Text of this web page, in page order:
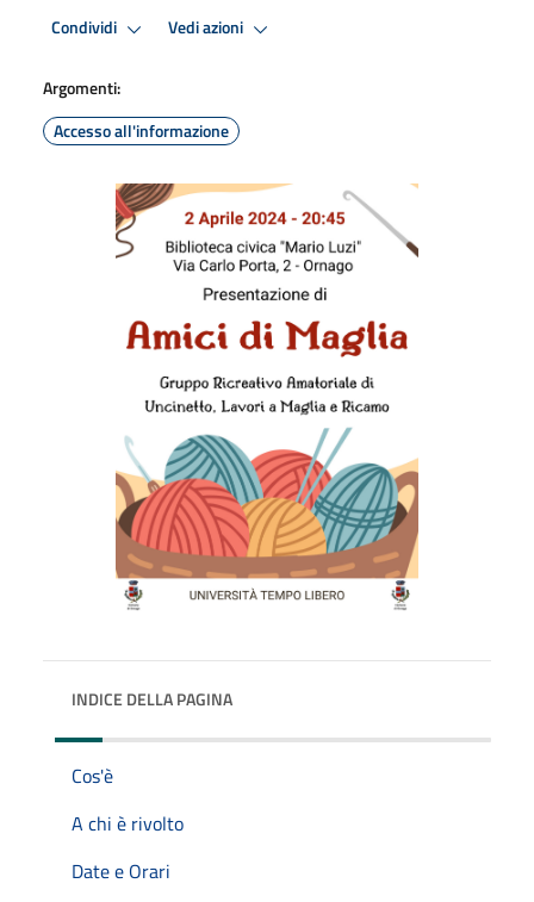
Condividi Vedi azioni
Argomenti:
Accesso all'informazione
INDICE DELLA PAGINA
Cos'è
A chi è rivolto
Date e Orari